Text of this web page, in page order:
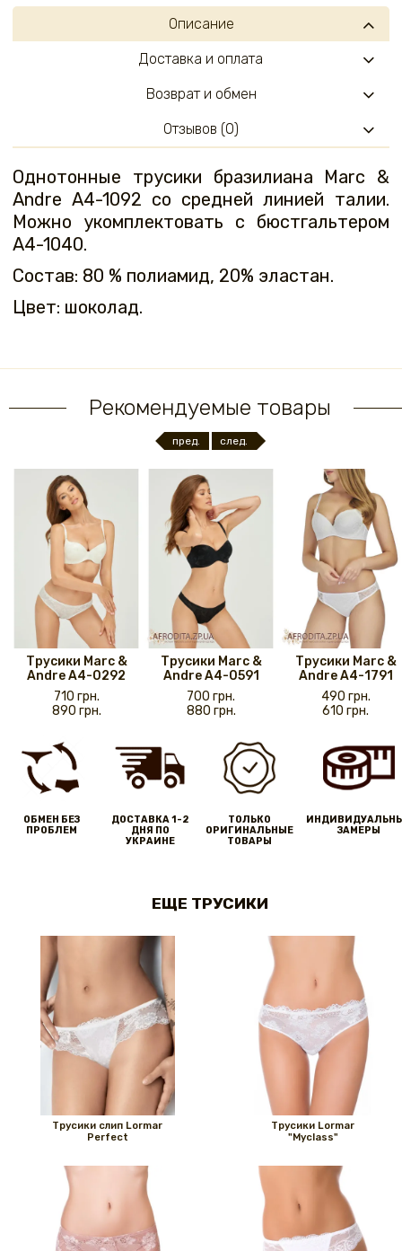
Описание
Однотонные трусики бразилиана Marc &
Andre A4-1092 со средней линией талии.
Можно укомплектовать с бюстгальтером
A4-1040.
Состав: 80 % полиамид, 20% эластан.
Цвет: шоколад.
Доставка и оплата
Возврат и обмен
Отзывов (0)
Рекомендуемые товары
пред. след.
Трусики Marc &
Andre A4-0292
710 грн.
890 грн.
Трусики Marc &
Andre A4-0591
700 грн.
880 грн.
Трусики Marc &
Andre A4-1791
490 грн.
610 грн.
ОБМЕН БЕЗ
ПРОБЛЕМ
ДОСТАВКА 1-2
ДНЯ ПО
УКРАИНЕ
ТОЛЬКО
ОРИГИНАЛЬНЫЕ
ТОВАРЫ
ЗАМЕРЫ
ЕЩЕ ТРУСИКИ
Трусики слип Lormar
Perfect
Трусики Lormar
"Myclass"